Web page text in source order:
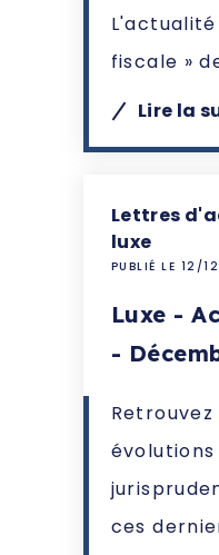
fiscale »
Lire la
Lettres
luxe
PUBLIÉ LE 12/
Luxe -
-
évolutions
ces